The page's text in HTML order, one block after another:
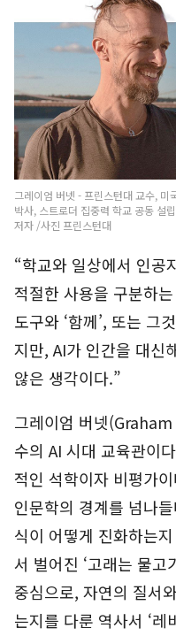
그레이엄 버넷 - 프린스턴대 교수,
박사, 스트로더 집중력 학교 공동
저자 /사진 프린스턴대
“학교와 일상에서 인공
적절한 사용을 구분하
도구와 ‘함께’, 또는 그
지만, AI가 인간을 대신
않은 생각이다.”
그레이엄 버넷
수의 AI 시대 교육관이
적인 석학이자 비평가
인문학의 경계를 넘나
식이 어떻게 진화하는
서 벌어진 ‘고래는 물고
중심으로, 자연의 질서
는지를 다룬 역사서 ‘